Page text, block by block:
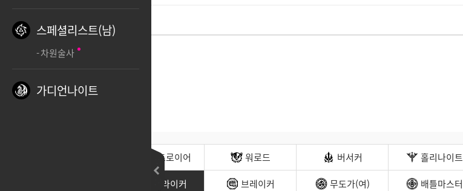
스페셜리스트(남)
차원술사
가디언나이트
디스트로이어 워로드 버서커 홀리나이트
스트라이커 브레이커 무도가(여) 배틀마스터